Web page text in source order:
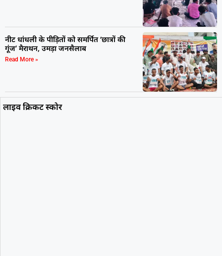
नीट धांधली के पीड़ितों को समर्पित ‘छात्रों की
गूंज’ मैराथन, उमड़ा जनसैलाब
Read More »
लाइव क्रिकट स्कोर